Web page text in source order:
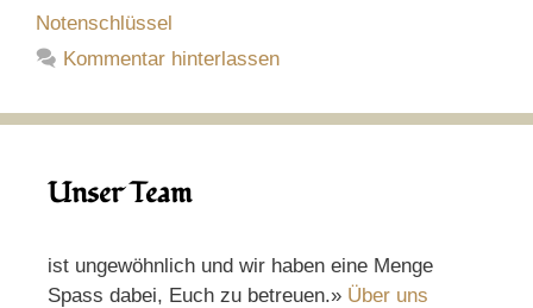
Notenschlüssel
Kommentar hinterlassen
Unser Team
ist ungewöhnlich und wir haben eine Menge
Spass dabei, Euch zu betreuen.» Über uns